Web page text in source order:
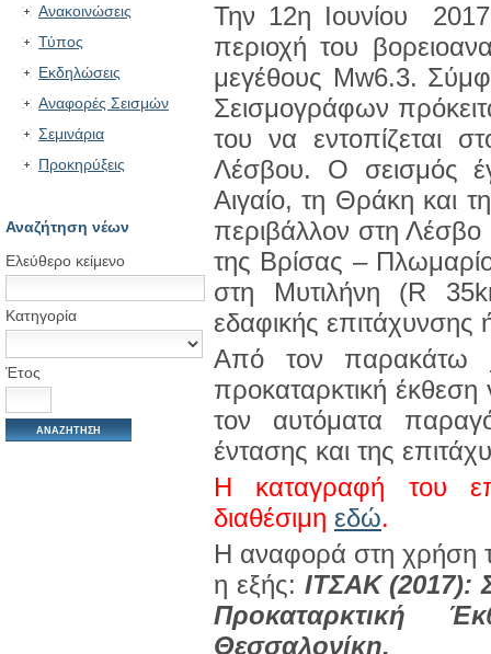
Ανακοινώσεις
Τύπος
Εκδηλώσεις
Αναφορές Σεισμών
Σεμινάρια
Προκηρύξεις
Αναζήτηση νέων
Ελεύθερο κείμενο
Κατηγορία
Έτος
Την 12η Ιουνίου
περιοχή του
μεγέθους Μw6.3.
Σεισμογράφων
του να εντοπίζεται
Λέσβου. Ο σεισμός
Αιγαίο, τη Θράκη και
περιβάλλον στη Λέσβο
της Βρίσας –
στη Μυτιλήνη (R
εδαφικής
Από τον παρακάτω
προκαταρκτική έκθεση
τον αυτόματα
έντασης και της
Η καταγραφή του
διαθέσιμη εδώ.
Η αναφορά στη χρήση
η εξής: ΙΤΣΑΚ (2017):
Προκαταρκτική
Θεσσαλονίκη.